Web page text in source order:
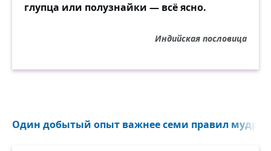
глупца или полузнайки — всё ясно.
Индийская пословица
Один добытый опыт важнее семи правил